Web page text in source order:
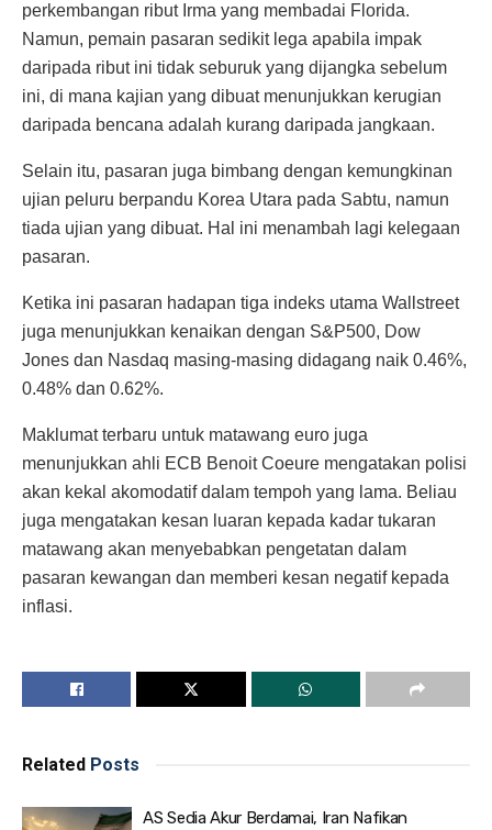
perkembangan ribut Irma yang membadai Florida.
Namun, pemain pasaran sedikit lega apabila impak
daripada ribut ini tidak seburuk yang dijangka sebelum
ini, di mana kajian yang dibuat menunjukkan kerugian
daripada bencana adalah kurang daripada jangkaan.
Selain itu, pasaran juga bimbang dengan kemungkinan
ujian peluru berpandu Korea Utara pada Sabtu, namun
tiada ujian yang dibuat. Hal ini menambah lagi kelegaan
pasaran.
Ketika ini pasaran hadapan tiga indeks utama Wallstreet
juga menunjukkan kenaikan dengan S&P500, Dow
Jones dan Nasdaq masing-masing didagang naik 0.46%,
0.48% dan 0.62%.
Maklumat terbaru untuk matawang euro juga
menunjukkan ahli ECB Benoit Coeure mengatakan polisi
akan kekal akomodatif dalam tempoh yang lama. Beliau
juga mengatakan kesan luaran kepada kadar tukaran
matawang akan menyebabkan pengetatan dalam
pasaran kewangan dan memberi kesan negatif kepada
inflasi.
Related Posts
AS Sedia Akur Berdamai, Iran Nafikan